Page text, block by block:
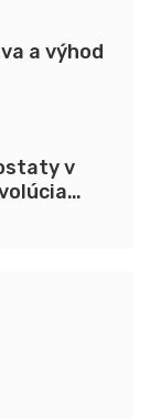
a výhod
v